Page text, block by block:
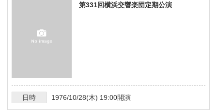
第331回横浜交響楽団定期公演
日時 1976/10/28(木) 19:00開演